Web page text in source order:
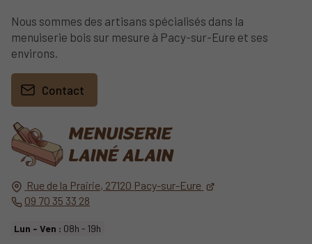
Rue de la Prairie, 27120 Pacy-sur-Eure
09 70 35 33 28
Lun - Ven : 08h - 19h
Nous sommes des artisans spécialisés dans la
menuiserie bois sur mesure à Pacy-sur-Eure et ses
environs.
Contact